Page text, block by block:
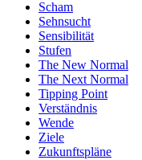
Scham
Sehnsucht
Sensibilität
Stufen
The New Normal
The Next Normal
Tipping Point
Verständnis
Wende
Ziele
Zukunftspläne